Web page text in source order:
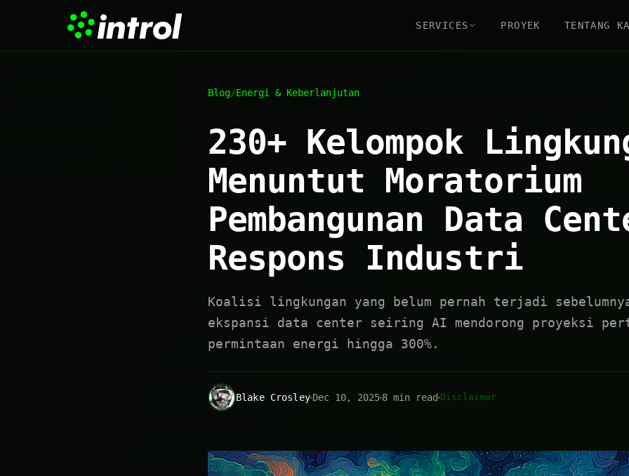
SERVICES PROYEK TENTANG
Blog/Energi & Keberlanjutan
230+ Kelompok
Menuntut Moratorium
Pembangunan Data
Respons Industri
Koalisi lingkungan yang belum pernah terjadi
ekspansi data center seiring AI mendorong proyeksi
permintaan energi hingga 300%.
Blake CrosleyDec 10, 20258 min read Disclaimer